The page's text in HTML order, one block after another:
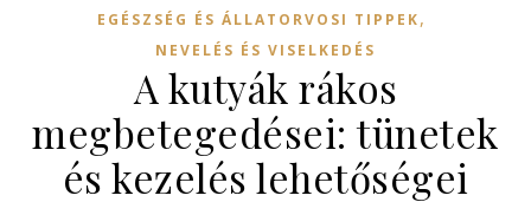
EGÉSZSÉG ÉS ÁLLATORVOSI TIPPEK,
NEVELÉS ÉS VISELKEDÉS
A kutyák rákos
megbetegedései: tünetek
és kezelés lehetőségei